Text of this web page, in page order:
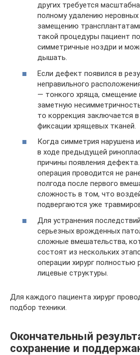
других требуется
полному удалению неровных
замещению
такой процедуры пациент
симметричные ноздри и
дышать.
Если дефект появился в
неправильного
— тонкого хряща, смещение
заметную
то коррекция заключается
фиксации хрящевых тканей.
Когда симметрия нарушена
в ходе предыдущей
причины появления
операция проводится не
полгода после первого
сложность в том, что
подвергаются уже
Для устранения
серьезных врожденных
сложные вмешательства,
состоят из нескольких
операции хирург полностью
лицевые структуры.
Для каждого пациента хирург
подбор техники.
Окончательный
сохранение и